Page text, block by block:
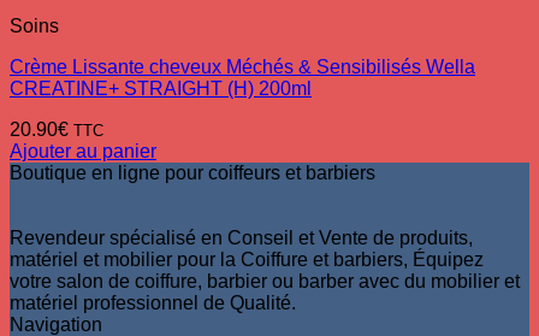
Soins
Crème Lissante cheveux Méchés & Sensibilisés Wella
CREATINE+ STRAIGHT (H) 200ml
20.90€ TTC
Ajouter au panier
Boutique en ligne pour coiffeurs et barbiers
Revendeur spécialisé en Conseil et Vente de produits,
matériel et mobilier pour la Coiffure et barbiers, Équipez
votre salon de coiffure, barbier ou barber avec du mobilier et
matériel professionnel de Qualité.
Navigation